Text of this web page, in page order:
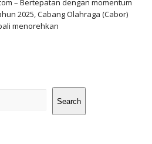
– Bertepatan dengan momentum
2025, Cabang Olahraga (Cabor)
menorehkan
Search